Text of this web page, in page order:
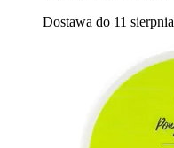
Dostawa do 11 sierpnia